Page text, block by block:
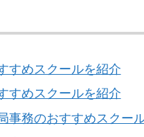
すめスクールを紹介
すめスクールを紹介
事務のおすすめスクー